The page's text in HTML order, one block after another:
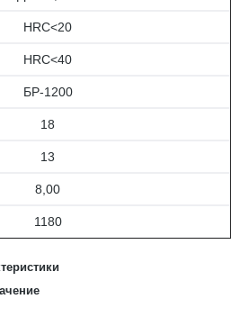
HRC<20
HRC<40
БР-1200
18
13
8,00
1180